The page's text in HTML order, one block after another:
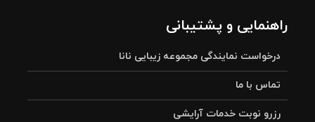
راهنمایی و پشتیبانی
درخواست نمایندگی مجموعه زیبایی نانا
تماس با ما
رزرو نوبت خدمات آرایشی